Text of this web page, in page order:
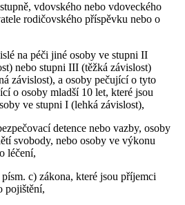
vdovského nebo vdoveckého
rodičovského příspěvku nebo o
na péči jiné osoby ve stupni II
nebo stupni III (těžká závislost)
závislost), a osoby pečující o tyto
o osoby mladší 10 let, které jsou
ve stupni I (lehká závislost),
detence nebo vazby, osoby
svobody, nebo osoby ve výkonu
léčení,
c) zákona, které jsou příjemci
pojištění,